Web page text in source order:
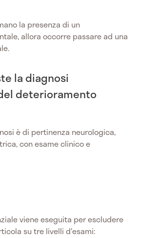
la presenza di un
allora occorre passare ad una
la diagnosi
deterioramento
è di pertinenza neurologica,
con esame clinico e
viene eseguita per escludere
su tre livelli d'esami: